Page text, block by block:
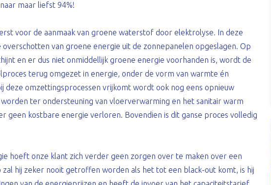
maar liefst 94%!
voor de aanmaak van groene waterstof door elektrolyse. In deze
van groene energie uit de zonnepanelen opgeslagen. Op
en er dus niet onmiddellijk groene energie voorhanden is, wordt de
terug omgezet in energie, onder de vorm van warmte én
deze omzettingsprocessen vrijkomt wordt ook nog eens opnieuw
ter ondersteuning van vloerverwarming en het sanitair warm
geen kostbare energie verloren. Bovendien is dit ganse proces volledig
hoeft onze klant zich verder geen zorgen over te maken over een
hij zeker nooit getroffen worden als het tot een black-out komt, is hij